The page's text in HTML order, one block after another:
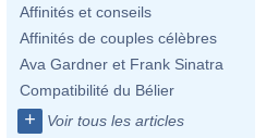
Affinités et conseils
Affinités de couples célèbres
Ava Gardner et Frank Sinatra
Compatibilité du Bélier
+ Voir tous les articles